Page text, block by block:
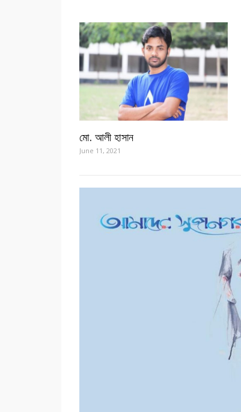
মো. আলী হাসান
June 11, 2021